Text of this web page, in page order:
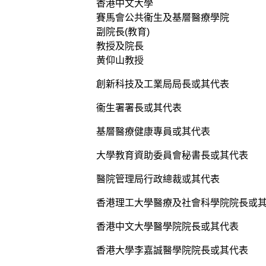
香港中文大學
賽馬會公共衞生及基層醫療學院
副院長(教育)
教授及院長
黄仰山教授
創新科技及工業局局長或其代表
衞生署署長或其代表
基層醫療健康專員或其代表
大學教育資助委員會秘書長或其代表
醫院管理局行政總裁或其代表
香港理工大學醫療及社會科學院院長或
香港中文大學醫學院院長或其代表
香港大學李嘉誠醫學院院長或其代表